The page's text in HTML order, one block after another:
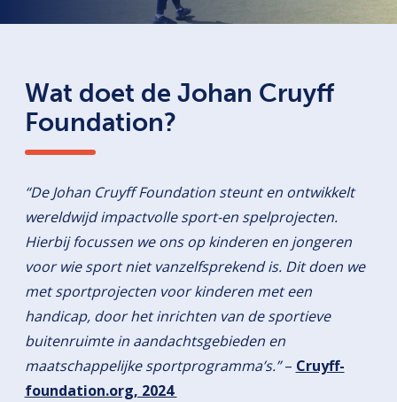
Wat doet de Johan Cruyff
Foundation?
“De Johan Cruyff Foundation steunt en ontwikkelt
wereldwijd impactvolle sport-en spelprojecten.
Hierbij focussen we ons op kinderen en jongeren
voor wie sport niet vanzelfsprekend is. Dit doen we
met sportprojecten voor kinderen met een
handicap, door het inrichten van de sportieve
buitenruimte in aandachtsgebieden en
maatschappelijke sportprogramma’s.”– Cruyff-
foundation.org, 2024